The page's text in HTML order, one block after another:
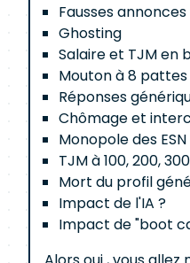
Fausses annonces
Ghosting
Salaire et TJM en
Mouton à 8 pattes
Réponses
Chômage et
Monopole des ESN
TJM à 100, 200,
Mort du profil
Impact de l'IA ?
Impact de "boot